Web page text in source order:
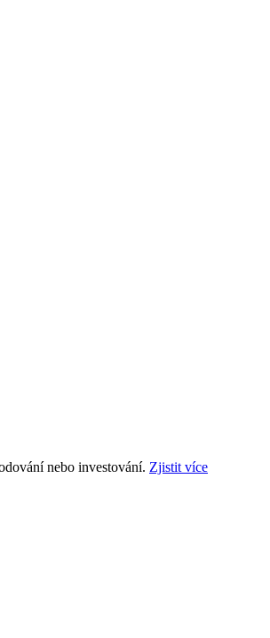
nebo investování. Zjistit více